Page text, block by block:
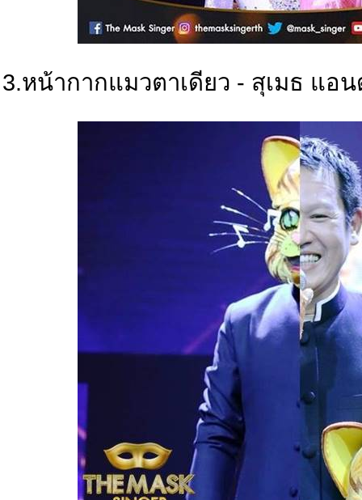
3.หน้ากากแมวตาเดียว - สุเมธ แอน